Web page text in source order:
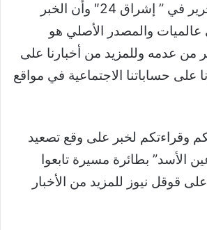
من قبل فريق التحرير في ” إشراق 24″ وأن الخبر
والمصدر الأصلي هو
من عدمه وللمزيد من أخبارنا على
على حساباتنا الاجتماعية في مواقع
وقراءتكم لخبر على وقع تصعيد
الأسد” بطائرة مسيرة تابعوا